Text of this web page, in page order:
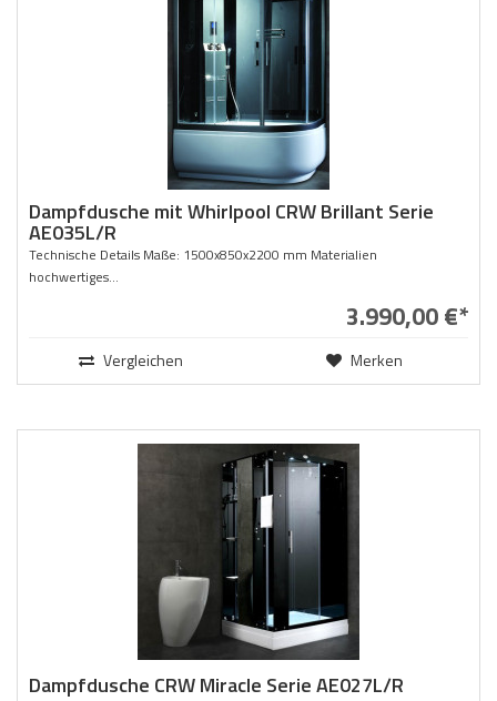
Dampfdusche mit Whirlpool CRW Brillant Serie
AE035L/R
Technische Details Maße: 1500x850x2200 mm Materialien
hochwertiges...
3.990,00 €*
Vergleichen Merken
Dampfdusche CRW Miracle Serie AE027L/R